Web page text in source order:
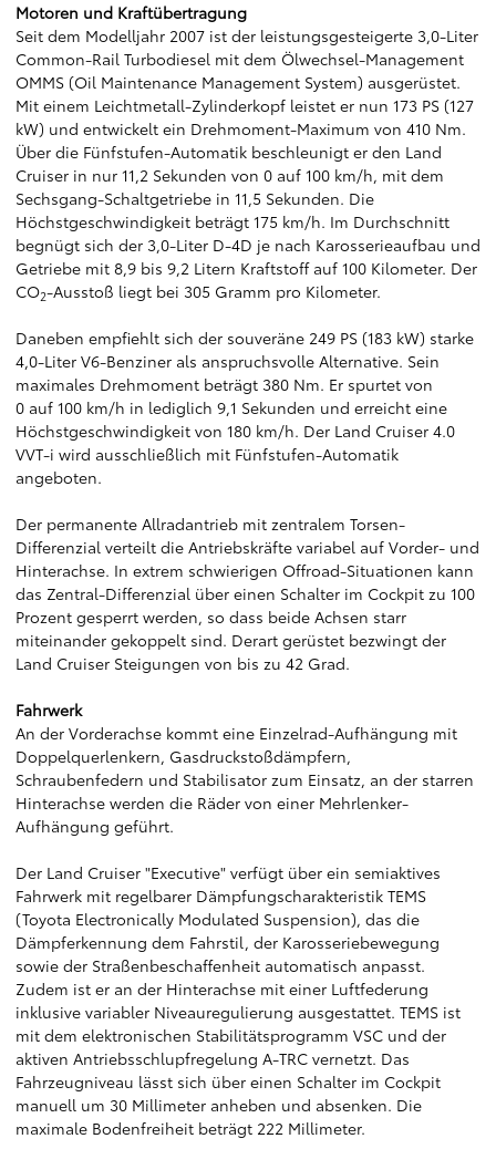
Motoren und Kraftübertragung
Seit dem Modelljahr 2007 ist der leistungsgesteigerte 3,0-Liter
Common-Rail Turbodiesel mit dem Ölwechsel-Management
OMMS (Oil Maintenance Management System) ausgerüstet.
Mit einem Leichtmetall-Zylinderkopf leistet er nun 173 PS (127
kW) und entwickelt ein Drehmoment-Maximum von 410 Nm.
Über die Fünfstufen-Automatik beschleunigt er den Land
Cruiser in nur 11,2 Sekunden von 0 auf 100 km/h, mit dem
Sechsgang-Schaltgetriebe in 11,5 Sekunden. Die
Höchstgeschwindigkeit beträgt 175 km/h. Im Durchschnitt
begnügt sich der 3,0-Liter D-4D je nach Karosserieaufbau und
Getriebe mit 8,9 bis 9,2 Litern Kraftstoff auf 100 Kilometer. Der
CO2-Ausstoß liegt bei 305 Gramm pro Kilometer.
Daneben empfiehlt sich der souveräne 249 PS (183 kW) starke
4,0-Liter V6-Benziner als anspruchsvolle Alternative. Sein
maximales Drehmoment beträgt 380 Nm. Er spurtet von
0 auf 100 km/h in lediglich 9,1 Sekunden und erreicht eine
Höchstgeschwindigkeit von 180 km/h. Der Land Cruiser 4.0
VVT-i wird ausschließlich mit Fünfstufen-Automatik
angeboten.
Der permanente Allradantrieb mit zentralem Torsen-
Differenzial verteilt die Antriebskräfte variabel auf Vorder- und
Hinterachse. In extrem schwierigen Offroad-Situationen kann
das Zentral-Differenzial über einen Schalter im Cockpit zu 100
Prozent gesperrt werden, so dass beide Achsen starr
miteinander gekoppelt sind. Derart gerüstet bezwingt der
Land Cruiser Steigungen von bis zu 42 Grad.
Fahrwerk
An der Vorderachse kommt eine Einzelrad-Aufhängung mit
Doppelquerlenkern, Gasdruckstoßdämpfern,
Schraubenfedern und Stabilisator zum Einsatz, an der starren
Hinterachse werden die Räder von einer Mehrlenker-
Aufhängung geführt.
Der Land Cruiser "Executive" verfügt über ein semiaktives
Fahrwerk mit regelbarer Dämpfungscharakteristik TEMS
(Toyota Electronically Modulated Suspension), das die
Dämpferkennung dem Fahrstil, der Karosseriebewegung
sowie der Straßenbeschaffenheit automatisch anpasst.
Zudem ist er an der Hinterachse mit einer Luftfederung
inklusive variabler Niveauregulierung ausgestattet. TEMS ist
mit dem elektronischen Stabilitätsprogramm VSC und der
aktiven Antriebsschlupfregelung A-TRC vernetzt. Das
Fahrzeugniveau lässt sich über einen Schalter im Cockpit
manuell um 30 Millimeter anheben und absenken. Die
maximale Bodenfreiheit beträgt 222 Millimeter.